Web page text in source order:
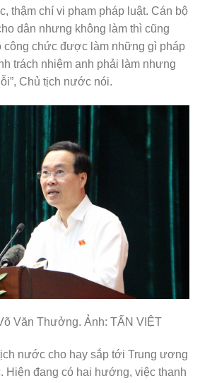
thậm chí vi phạm pháp luật. Cán bộ
dân nhưng không làm thì cũng
công chức được làm những gì pháp
trách nhiệm anh phải làm nhưng
Chủ tịch nước nói.
Văn Thưởng. Ảnh: TẤN VIỆT
nước cho hay sắp tới Trung ương
Hiện đang có hai hướng, việc thanh